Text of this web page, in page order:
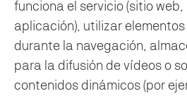
funciona el servicio (sitio
aplicación), utilizar
durante la navegación,
para la difusión de vídeos o
contenidos dinámicos (por